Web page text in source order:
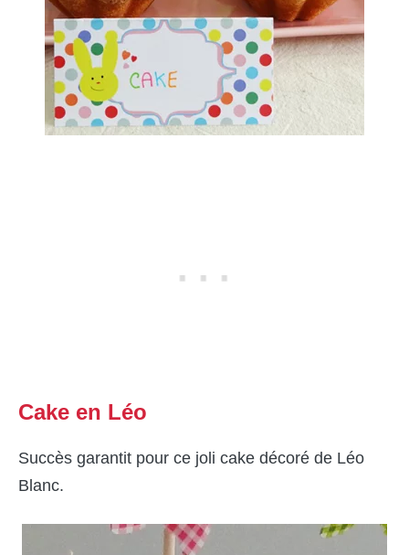
Cake en Léo
Succès garantit pour ce joli cake décoré de Léo
Blanc.